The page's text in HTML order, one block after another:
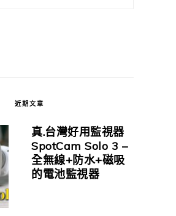
近期文章
真.台灣好用監視器
SpotCam Solo 3 –
全無線+防水+磁吸
的電池監視器